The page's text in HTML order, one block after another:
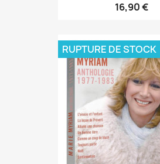
16,90 €
RUPTURE DE STOCK